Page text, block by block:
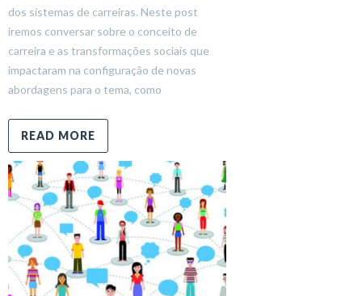
dos sistemas de carreiras. Neste post
iremos conversar sobre o conceito de
carreira e as transformações sociais que
impactaram na configuração de novas
abordagens para o tema, como
READ MORE